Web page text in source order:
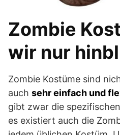
Zombie
wir nur
Zombie Kostüme sind
auch sehr einfach und
gibt zwar die
es existiert auch die